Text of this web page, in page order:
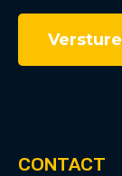
CONTACT